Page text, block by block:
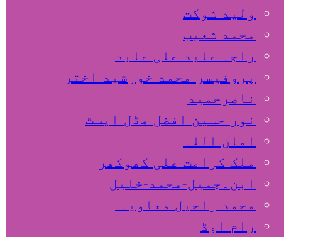
ولید شوکت
محمد شعیب
راجہ عابد علی عابد
پروفیسر محمد خورشید اختر
ناصرحمید
نور حسین افضل مڈل ایسٹ
امان اللہ
ملک کرامت علی کھوکھر
ابن۔جمیل-محمد-خلیل
محمد راحیل معاویہ
رام اوڈ